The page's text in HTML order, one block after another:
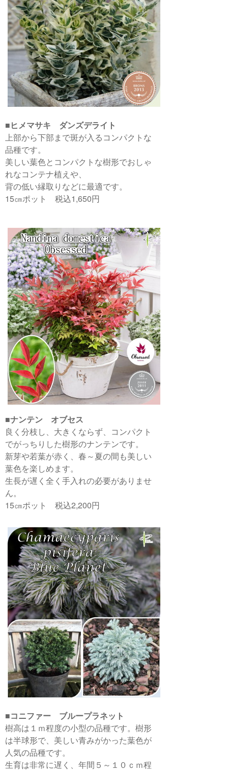
■ヒメマサキ ダンズデライト
上部から下部まで斑が入るコンパクトな
品種です。
美しい葉色とコンパクトな樹形でおしゃ
れなコンテナ植えや、
背の低い縁取りなどに最適です。
15㎝ポット 税込1,650円
■ナンテン オブセス
良く分枝し、大きくならず、コンパクト
でがっちりした樹形のナンテンです。
新芽や若葉が赤く、春～夏の間も美しい
葉色を楽しめます。
生長が遅く全く手入れの必要がありませ
ん。
15㎝ポット 税込2,200円
■コニファー ブループラネット
樹高は１ｍ程度の小型の品種です。樹形
は半球形で、美しい青みがかった葉色が
人気の品種です。
生育は非常に遅く、年間５～１０ｃｍ程